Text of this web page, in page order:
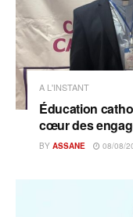
A L'INSTANT
Éducation
cœur des
BY ASSANE 08/08/